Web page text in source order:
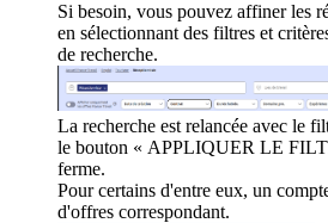
Si besoin, vous pouvez affiner les
en sélectionnant des filtres et
de recherche.
La recherche est relancée avec le
le bouton « APPLIQUER LE
ferme.
Pour certains d'entre eux, un
d'offres correspondant.